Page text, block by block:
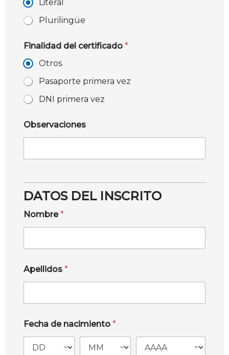
Literal
Plurilingüe
Finalidad del certificado *
Otros
Pasaporte primera vez
DNI primera vez
Observaciones
DATOS DEL INSCRITO
Nombre*
Apellidos *
Fecha de nacimiento *